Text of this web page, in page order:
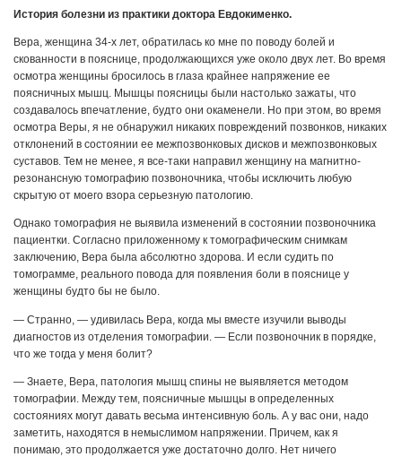
История болезни из практики доктора Евдокименко.
Вера, женщина 34-х лет, обратилась ко мне по поводу болей и
скованности в пояснице, продолжающихся уже около двух лет. Во время
осмотра женщины бросилось в глаза крайнее напряжение ее
поясничных мышц. Мышцы поясницы были настолько зажаты, что
создавалось впечатление, будто они окаменели. Но при этом, во время
осмотра Веры, я не обнаружил никаких повреждений позвонков, никаких
отклонений в состоянии ее межпозвонковых дисков и межпозвонковых
суставов. Тем не менее, я все-таки направил женщину на магнитно-
резонансную томографию позвоночника, чтобы исключить любую
скрытую от моего взора серьезную патологию.
Однако томография не выявила изменений в состоянии позвоночника
пациентки. Согласно приложенному к томографическим снимкам
заключению, Вера была абсолютно здорова. И если судить по
томограмме, реального повода для появления боли в пояснице у
женщины будто бы не было.
— Странно, — удивилась Вера, когда мы вместе изучили выводы
диагностов из отделения томографии. — Если позвоночник в порядке,
что же тогда у меня болит?
— Знаете, Вера, патология мышц спины не выявляется методом
томографии. Между тем, поясничные мышцы в определенных
состояниях могут давать весьма интенсивную боль. А у вас они, надо
заметить, находятся в немыслимом напряжении. Причем, как я
понимаю, это продолжается уже достаточно долго. Нет ничего